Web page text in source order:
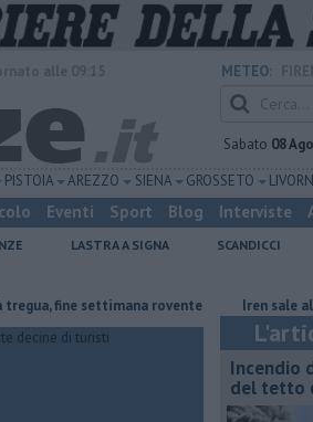
METEO:
Sabato 08
PISTOIA AREZZO SIENA GROSSETO
Eventi Sport Blog Interviste
LASTRA A SIGNA SCANDICCI
settimana rovente Iren sale al 100%
Incendio
del tetto